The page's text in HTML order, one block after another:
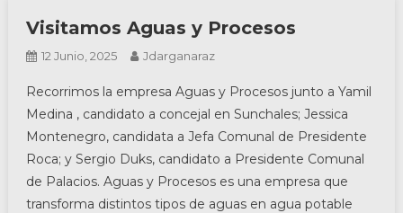
Visitamos Aguas y Procesos
12 Junio, 2025 Jdarganaraz
Recorrimos la empresa Aguas y Procesos junto a Yamil
Medina , candidato a concejal en Sunchales; Jessica
Montenegro, candidata a Jefa Comunal de Presidente
Roca; y Sergio Duks, candidato a Presidente Comunal
de Palacios. Aguas y Procesos es una empresa que
transforma distintos tipos de aguas en agua potable